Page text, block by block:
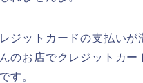
ジットカードの支払いが
のお店でクレジットカー
す。